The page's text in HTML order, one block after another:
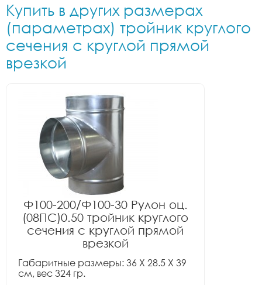
Купить в других размерах
(параметрах) тройник круглого
сечения с круглой прямой
врезкой
Ф100-200/Ф100-30 Рулон оц.
(08ПС)0.50 тройник круглого
сечения с круглой прямой
врезкой
Габаритные размеры: 36 X 28.5 X 39
см, вес 324 гр.